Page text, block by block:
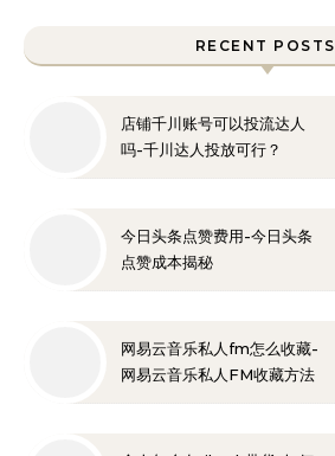
RECENT POSTS
店铺千川账号可以投流达人
吗-千川达人投放可行？
今日头条点赞费用-今日头条
点赞成本揭秘
网易云音乐私人fm怎么收藏-
网易云音乐私人FM收藏方法